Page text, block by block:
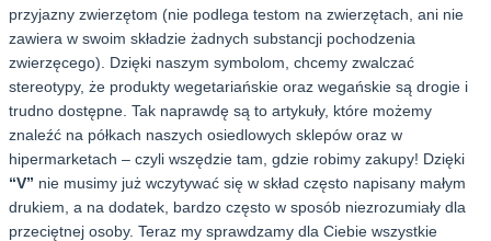
przyjazny zwierzętom (nie podlega testom na zwierzętach, ani nie
zawiera w swoim składzie żadnych substancji pochodzenia
zwierzęcego). Dzięki naszym symbolom, chcemy zwalczać
stereotypy, że produkty wegetariańskie oraz wegańskie są drogie i
trudno dostępne. Tak naprawdę są to artykuły, które możemy
znaleźć na półkach naszych osiedlowych sklepów oraz w
hipermarketach – czyli wszędzie tam, gdzie robimy zakupy! Dzięki
“V” nie musimy już wczytywać się w skład często napisany małym
drukiem, a na dodatek, bardzo często w sposób niezrozumiały dla
przeciętnej osoby. Teraz my sprawdzamy dla Ciebie wszystkie